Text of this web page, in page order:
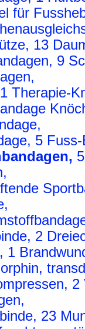
für
13
9
Therapie-
5
2
1
23